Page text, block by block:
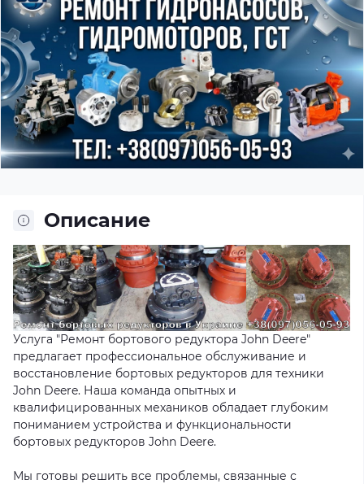
Описание
Услуга "Ремонт бортового редуктора John Deere"
предлагает профессиональное обслуживание и
восстановление бортовых редукторов для техники
John Deere. Наша команда опытных и
квалифицированных механиков обладает глубоким
пониманием устройства и функциональности
бортовых редукторов John Deere.
Мы готовы решить все проблемы, связанные с